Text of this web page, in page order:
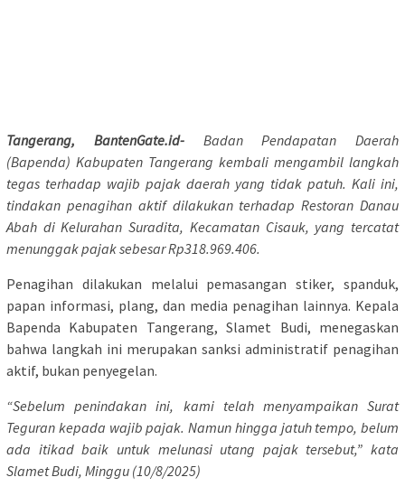
Tangerang, BantenGate.id-Badan Pendapatan Daerah
(Bapenda) Kabupaten Tangerang kembali mengambil langkah
tegas terhadap wajib pajak daerah yang tidak patuh. Kali ini,
tindakan penagihan aktif dilakukan terhadap Restoran Danau
Abah di Kelurahan Suradita, Kecamatan Cisauk, yang tercatat
menunggak pajak sebesar Rp318.969.406.
Penagihan dilakukan melalui pemasangan stiker, spanduk,
papan informasi, plang, dan media penagihan lainnya. Kepala
Bapenda Kabupaten Tangerang, Slamet Budi, menegaskan
bahwa langkah ini merupakan sanksi administratif penagihan
aktif, bukan penyegelan.
“Sebelum penindakan ini, kami telah menyampaikan Surat
Teguran kepada wajib pajak. Namun hingga jatuh tempo, belum
ada itikad baik untuk melunasi utang pajak tersebut,” kata
Slamet Budi, Minggu (10/8/2025)